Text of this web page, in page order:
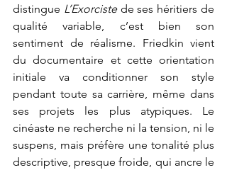
distingue L’Exorciste de ses héritiers de
qualité variable, c’est bien son
sentiment de réalisme. Friedkin vient
du documentaire et cette orientation
initiale va conditionner son style
pendant toute sa carrière, même dans
ses projets les plus atypiques. Le
cinéaste ne recherche ni la tension, ni le
suspens, mais préfère une tonalité plus
descriptive, presque froide, qui ancre le